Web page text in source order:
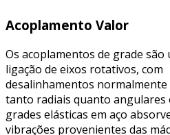
Acoplamento Valor
Os acoplamentos de grade são
ligação de eixos rotativos, com
desalinhamentos normalmente
tanto radiais quanto angulares
grades elásticas em aço
vibrações provenientes das